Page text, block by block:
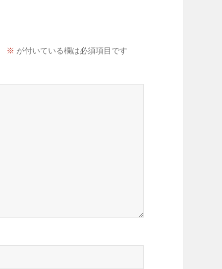
※ が付いている欄は必須項目です